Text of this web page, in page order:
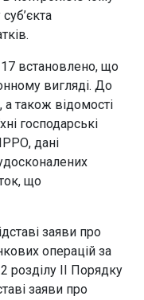
встановлено, що
вигляді. До
також відомості
господарські
дані
що
заяви про
операцій за
ІІ Порядку
заяви про